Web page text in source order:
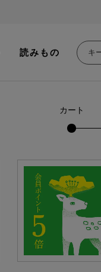
読みもの
カート